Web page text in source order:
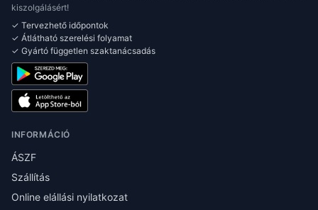
kiszolgálásért!
✓ Tervezhető időpontok
✓ Átlátható szerelési folyamat
✓ Gyártó független szaktanácsadás
INFORMÁCIÓ
ÁSZF
Szállítás
Online elállási nyilatkozat